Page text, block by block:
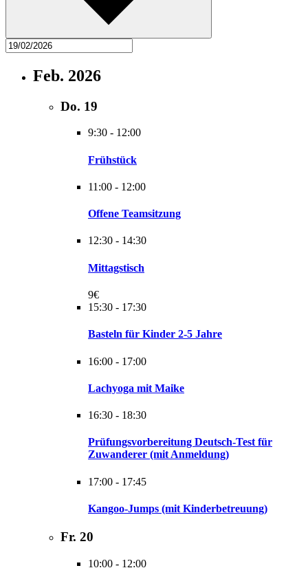
Feb. 2026
Do. 19
9:30 - 12:00
Frühstück
11:00 - 12:00
Offene Teamsitzung
12:30 - 14:30
Mittagstisch
9€
15:30 - 17:30
Basteln für Kinder 2-5 Jahre
16:00 - 17:00
Lachyoga mit Maike
16:30 - 18:30
Prüfungsvorbereitung Deutsch-Test für
Zuwanderer (mit Anmeldung)
17:00 - 17:45
Kangoo-Jumps (mit Kinderbetreuung)
Fr. 20
10:00 - 12:00